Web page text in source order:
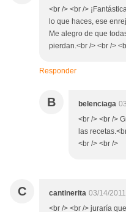
<br /> <br />
lo que haces, ese
Me alegro de que
pierdan.<br /> <br />
Responder
B belenciaga
<br /> <br />
las
<br /> <br />
C cantinerita 03/14/
<br /> <br /> juraría